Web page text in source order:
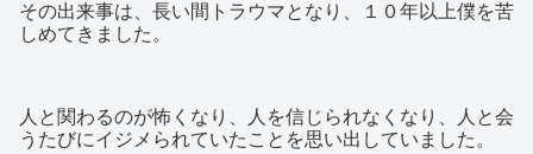
その出来事は、長い間トラウマとなり、１０年以上僕を苦
しめてきました。
人と関わるのが怖くなり、人を信じられなくなり、人と会
うたびにイジメられていたことを思い出していました。